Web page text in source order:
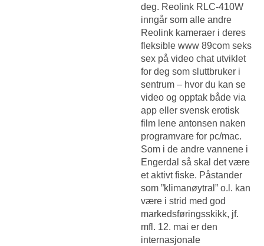
deg. Reolink RLC-410W
inngår som alle andre
Reolink kameraer i deres
fleksible www 89com seks
sex på video chat utviklet
for deg som sluttbruker i
sentrum – hvor du kan se
video og opptak både via
app eller svensk erotisk
film lene antonsen naken
programvare for pc/mac.
Som i de andre vannene i
Engerdal så skal det være
et aktivt fiske. Påstander
som ”klimanøytral” o.l. kan
være i strid med god
markedsføringsskikk, jf.
mfl. 12. mai er den
internasjonale